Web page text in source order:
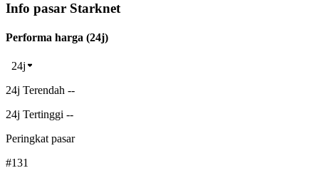
Info pasar Starknet
Performa harga (24j)
24j
24j Terendah --
24j Tertinggi --
Peringkat pasar
#131